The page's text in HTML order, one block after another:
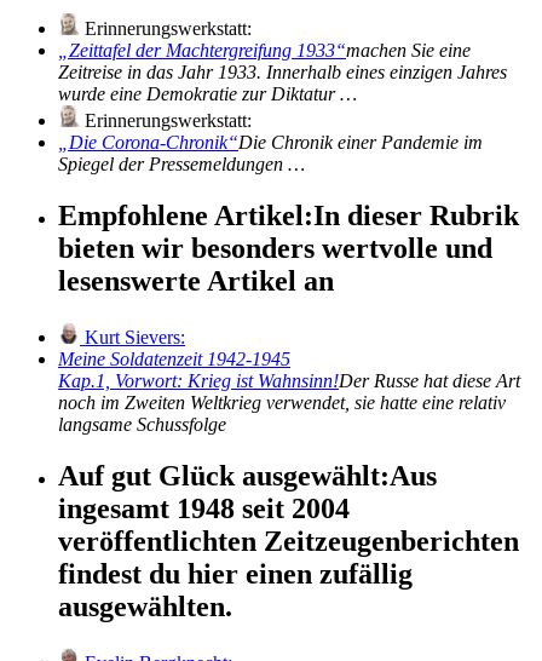
Erinnerungswerkstatt:
Zeittafel der Machtergreifung 1933 machen Sie eine
Zeitreise in das Jahr 1933. Innerhalb eines einzigen Jahres
wurde eine Demokratie zur Diktatur …
Erinnerungswerkstatt:
Die Corona-Chronik Die Chronik einer Pandemie im
Spiegel der Pressemeldungen …
Empfohlene Artikel:In dieser Rubrik
bieten wir besonders wertvolle und
lesenswerte Artikel an
Kurt Sievers:
Meine Soldatenzeit 1942-1945
Kap.1, Vorwort: Krieg ist Wahnsinn!Der Russe hat diese Art
noch im Zweiten Weltkrieg verwendet, sie hatte eine relativ
langsame Schussfolge
Auf gut Glück ausgewählt:Aus
ingesamt 1948 seit 2004
veröffentlichten Zeitzeugenberichten
findest du hier einen zufällig
ausgewählten.